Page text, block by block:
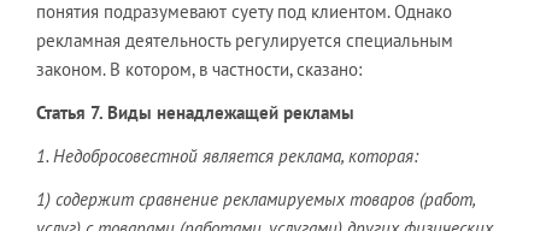
понятия подразумевают суету под клиентом. Однако
рекламная деятельность регулируется специальным
законом. В котором, в частности, сказано:
Статья 7. Виды ненадлежащей рекламы
1. Недобросовестной является реклама, которая:
1) содержит сравнение рекламируемых товаров (работ,